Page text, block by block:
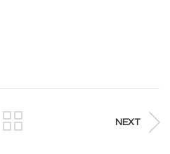
NEXT